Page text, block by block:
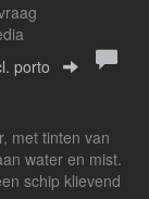
porto
met tinten van
water en mist.
schip klievend